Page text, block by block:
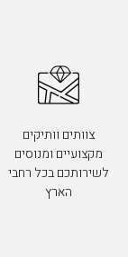
צוותים וותיקים
מקצועיים ומנוסים
לשירותכם בכל רחבי
הארץ